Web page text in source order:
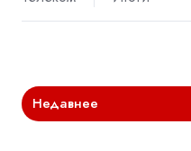
Недавнее